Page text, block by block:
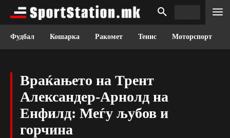
Фудбал Кошарка Ракомет Тенис Моторспорт
Враќањето на Трент
Александер-Арнолд на
Енфилд: Меѓу љубов и
горчина